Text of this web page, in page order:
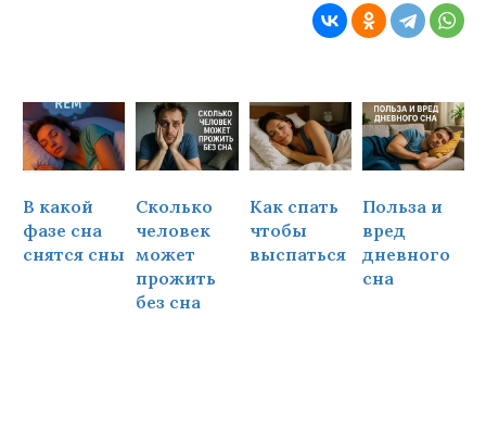
В какой
фазе сна
снятся сны
Сколько
человек
может
прожить
без сна
Как спать
чтобы
выспаться
Польза и
вред
дневного
сна